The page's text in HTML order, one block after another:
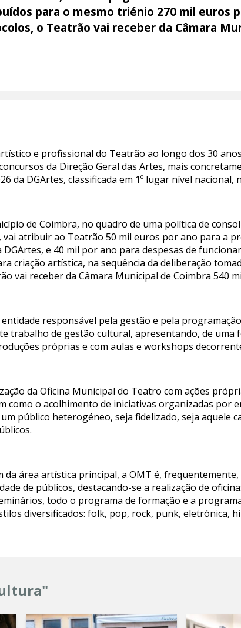
para o mesmo triénio 270 mil euros
o Teatrão vai receber da Câmara
e profissional do Teatrão ao longo dos 30
da Direção Geral das Artes, mais
da DGArtes, classificada em 1º lugar nível
de Coimbra, no quadro de uma política de
atribuir ao Teatrão 50 mil euros por ano para a
e 40 mil por ano para despesas de
criação artística, na sequência da deliberação
vai receber da Câmara Municipal de Coimbra 540
responsável pela gestão e pela
trabalho de gestão cultural, apresentando, de
próprias e com aulas e workshops
da Oficina Municipal do Teatro com ações
como o acolhimento de iniciativas organizadas por
público heterogéneo, seja fidelizado, seja aquele
da área artística principal, a OMT é,
de públicos, destacando-se a realização de
todo o programa de formação e a
diversificados: folk, pop, rock, punk, eletrónica,